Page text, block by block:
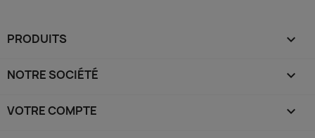
PRODUITS 
NOTRE SOCIÉTÉ 
VOTRE COMPTE 